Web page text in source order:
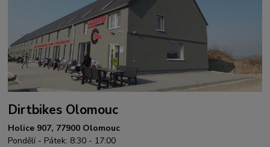
Dirtbikes Olomouc
Holice 907, 77900 Olomouc
Pondělí - Pátek: 8:30 - 17:00